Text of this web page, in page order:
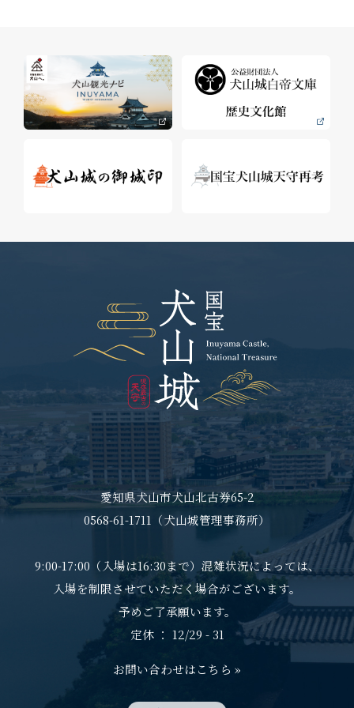
愛知県犬山市犬山北古券65-2
0568-61-1711（犬山城管理事務所）
9:00-17:00（入場は16:30まで）混雑状況によっては、
入場を制限させていただく場合がございます。
予めご了承願います。
定休 ： 12/29 - 31
お問い合わせはこちら »